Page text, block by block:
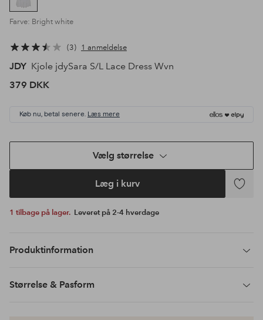
Farve: Bright white
3 1 anmeldelse
JDY Kjole jdySara S/L Lace Dress Wvn
379 DKK
Køb nu, betal senere. Læs mere
Vælg størrelse
Læg i kurv
Tilføj
1 tilbage på lager. Leveret på 2-4 hverdage
Produktinformation
Størrelse & Pasform